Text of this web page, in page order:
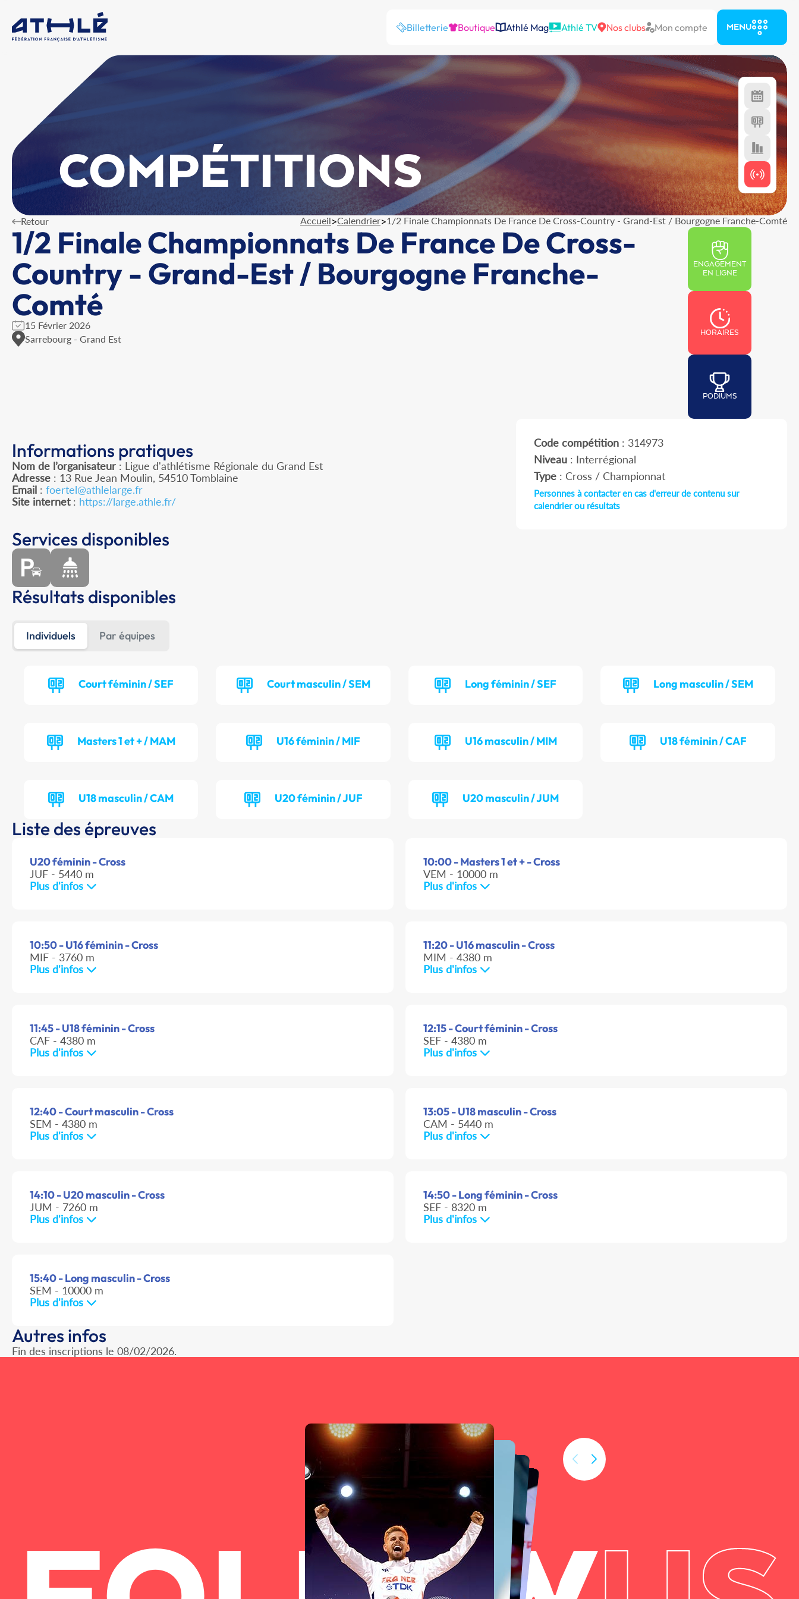
Billetterie Boutique Athlé Mag Athlé TV Nos clubs Mon compte MENU
COMPÉTITIONS
Retour Accueil>Calendrier>1/2 Finale Championnats De France De Cross-Country - Grand-Est / Bourgogne Franche-Comté
1/2 Finale Championnats De France De Cross-
Country - Grand-Est / Bourgogne Franche-
Comté
15 Février 2026
Sarrebourg - Grand Est
ENGAGEMENT
EN LIGNE
HORAIRES
PODIUMS
Informations pratiques
Nom de l’organisateur : Ligue d'athlétisme Régionale du Grand Est
Adresse : 13 Rue Jean Moulin, 54510 Tomblaine
Email : foertel@athlelarge.fr
Site internet: https://large.athle.fr/
Code compétition: 314973
Niveau: Interrégional
Type: Cross / Championnat
Personnes à contacter en cas d'erreur de contenu sur
calendrier ou résultats
Services disponibles
Résultats disponibles
Individuels Par équipes
Court féminin / SEF Court masculin / SEM Long féminin / SEF Long masculin / SEM
Masters 1 et + / MAM U16 féminin / MIF U16 masculin / MIM U18 féminin / CAF
U18 masculin / CAM U20 féminin / JUF U20 masculin / JUM
Liste des épreuves
U20 féminin - Cross
JUF - 5440 m
Plus d'infos
10:00 - Masters 1 et + - Cross
VEM - 10000 m
Plus d'infos
10:50 - U16 féminin - Cross
MIF - 3760 m
Plus d'infos
11:20 - U16 masculin - Cross
MIM - 4380 m
Plus d'infos
11:45 - U18 féminin - Cross
CAF - 4380 m
Plus d'infos
12:15 - Court féminin - Cross
SEF - 4380 m
Plus d'infos
12:40 - Court masculin - Cross
SEM - 4380 m
Plus d'infos
13:05 - U18 masculin - Cross
CAM - 5440 m
Plus d'infos
14:10 - U20 masculin - Cross
JUM - 7260 m
Plus d'infos
14:50 - Long féminin - Cross
SEF - 8320 m
Plus d'infos
15:40 - Long masculin - Cross
SEM - 10000 m
Plus d'infos
Autres infos
Fin des inscriptions le 08/02/2026.